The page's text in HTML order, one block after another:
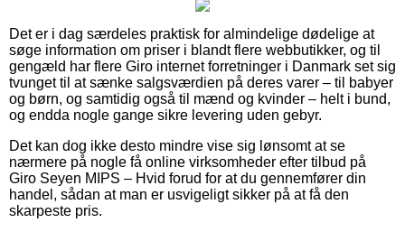
Det er i dag særdeles praktisk for almindelige dødelige at
søge information om priser i blandt flere webbutikker, og til
gengæld har flere Giro internet forretninger i Danmark set sig
tvunget til at sænke salgsværdien på deres varer – til babyer
og børn, og samtidig også til mænd og kvinder – helt i bund,
og endda nogle gange sikre levering uden gebyr.
Det kan dog ikke desto mindre vise sig lønsomt at se
nærmere på nogle få online virksomheder efter tilbud på
Giro Seyen MIPS – Hvid forud for at du gennemfører din
handel, sådan at man er usvigeligt sikker på at få den
skarpeste pris.